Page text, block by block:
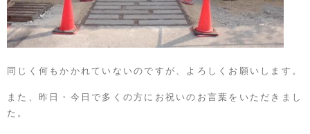
同じく何もかかれていないのですが、よろしくお願いします。
また、昨日・今日で多くの方にお祝いのお言葉をいただきまし
た。